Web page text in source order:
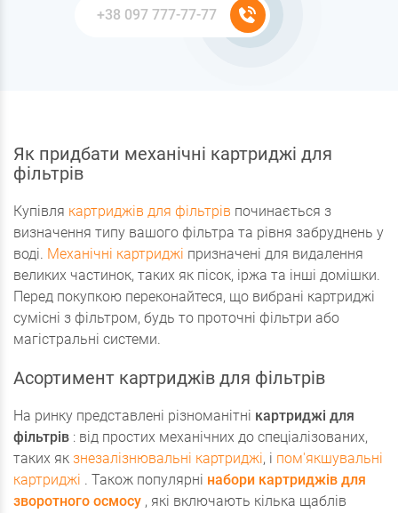
Як придбати механічні картриджі для
фільтрів
Купівля картриджів для фільтрів починається з
визначення типу вашого фільтра та рівня забруднень у
воді. Механічні картриджі призначені для видалення
великих частинок, таких як пісок, іржа та інші домішки.
Перед покупкою переконайтеся, що вибрані картриджі
сумісні з фільтром, будь то проточні фільтри або
магістральні системи.
Асортимент картриджів для фільтрів
На ринку представлені різноманітні картриджі для
фільтрів : від простих механічних до спеціалізованих,
таких як знезалізнювальні картриджі, і пом'якшувальні
картриджі . Також популярні набори картриджів для
зворотного осмосу , які включають кілька щаблів